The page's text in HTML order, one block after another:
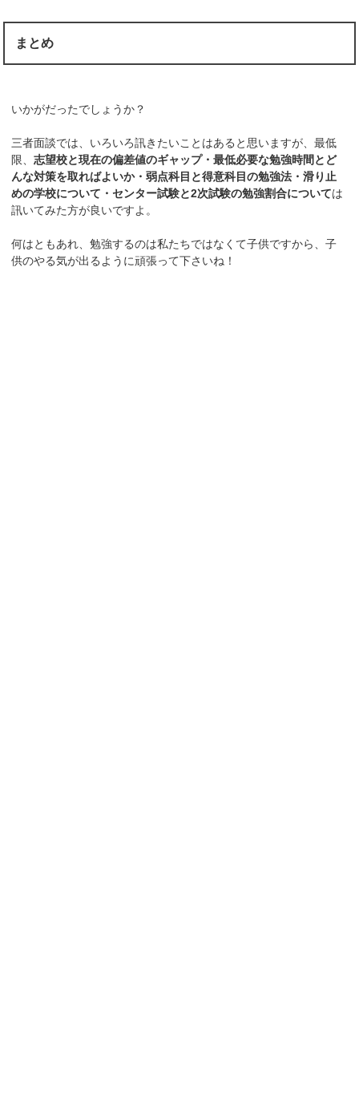
まとめ
いかがだったでしょうか？
三者面談では、いろいろ訊きたいことはあると思いますが、最低
限、志望校と現在の偏差値のギャップ・最低必要な勉強時間とど
んな対策を取ればよいか・弱点科目と得意科目の勉強法・滑り止
めの学校について・センター試験と2次試験の勉強割合については
訊いてみた方が良いですよ。
何はともあれ、勉強するのは私たちではなくて子供ですから、子
供のやる気が出るように頑張って下さいね！